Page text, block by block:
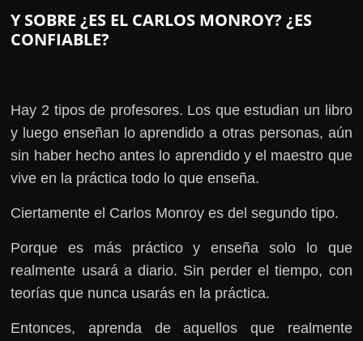
Y SOBRE ¿ES EL CARLOS MONROY? ¿ES
CONFIABLE?
Hay 2 tipos de profesores. Los que estudian un libro
y luego enseñan lo aprendido a otras personas, aún
sin haber hecho antes lo aprendido y el maestro que
vive en la práctica todo lo que enseña.
Ciertamente el Carlos Monroy es del segundo tipo.
Porque es más práctico y enseña solo lo que
realmente usará a diario. Sin perder el tiempo, con
teorías que nunca usarás en la práctica.
Entonces, aprenda de aquellos que realmente